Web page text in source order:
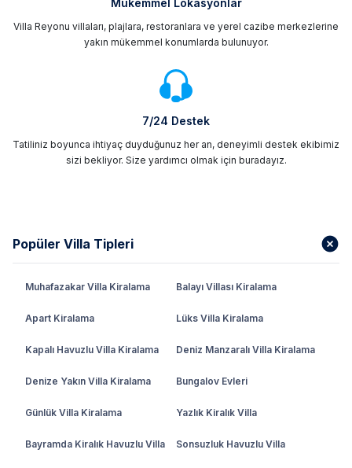
Villa Reyonu villaları, plajlara, restoranlara ve yerel cazibe merkezlerine
yakın mükemmel konumlarda bulunuyor.
7/24 Destek
Tatiliniz boyunca ihtiyaç duyduğunuz her an, deneyimli destek ekibimiz
sizi bekliyor. Size yardımcı olmak için buradayız.
Popüler Villa Tipleri
Muhafazakar Villa Kiralama Balayı Villası Kiralama
Apart Kiralama Lüks Villa Kiralama
Kapalı Havuzlu Villa Kiralama Deniz Manzaralı Villa Kiralama
Denize Yakın Villa Kiralama Bungalov Evleri
Günlük Villa Kiralama Yazlık Kiralık Villa
Bayramda Kiralık Havuzlu Villa Sonsuzluk Havuzlu Villa